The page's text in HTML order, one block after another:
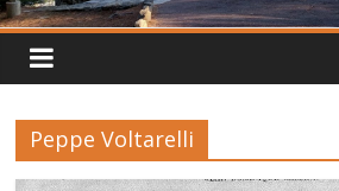
Peppe Voltarelli